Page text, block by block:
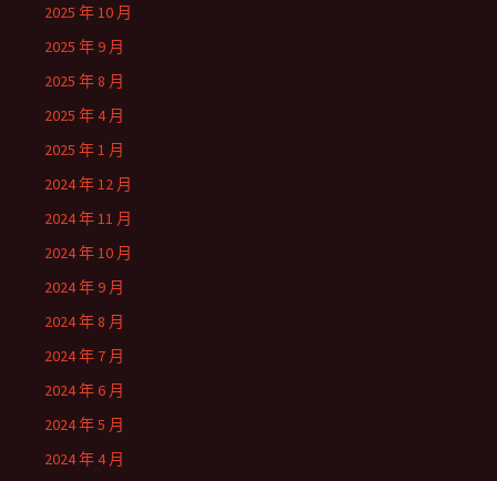
2025 年 10 月
2025 年 9 月
2025 年 8 月
2025 年 4 月
2025 年 1 月
2024 年 12 月
2024 年 11 月
2024 年 10 月
2024 年 9 月
2024 年 8 月
2024 年 7 月
2024 年 6 月
2024 年 5 月
2024 年 4 月